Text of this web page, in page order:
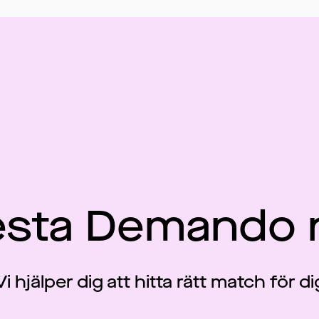
Demando
hjälper dig att hitta rätt match för